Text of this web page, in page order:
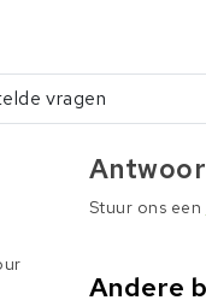
vragen
Stuur ons een
Andere